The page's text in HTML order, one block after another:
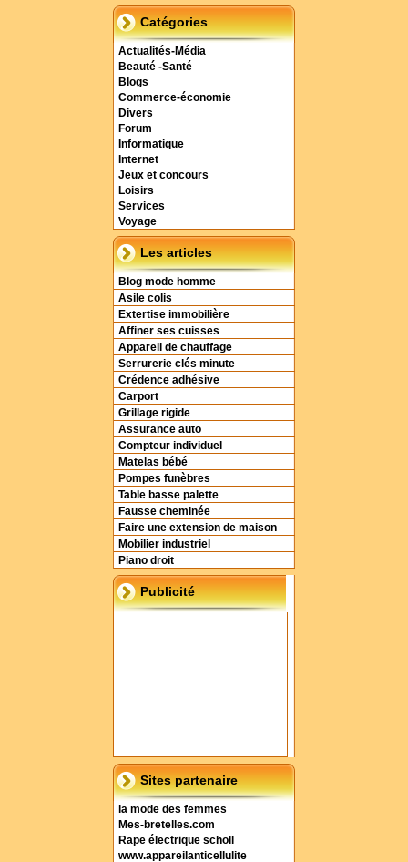
Catégories
Actualités-Média
Beauté -Santé
Blogs
Commerce-économie
Divers
Forum
Informatique
Internet
Jeux et concours
Loisirs
Services
Voyage
Les articles
Blog mode homme
Asile colis
Extertise immobilière
Affiner ses cuisses
Appareil de chauffage
Serrurerie clés minute
Crédence adhésive
Carport
Grillage rigide
Assurance auto
Compteur individuel
Matelas bébé
Pompes funèbres
Table basse palette
Fausse cheminée
Faire une extension de maison
Mobilier industriel
Piano droit
Publicité
Sites partenaire
la mode des femmes
Mes-bretelles.com
Rape électrique scholl
www.appareilanticellulite